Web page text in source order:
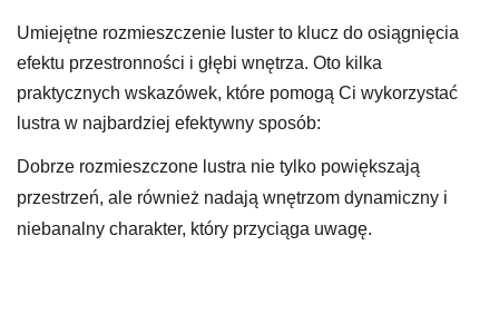
Umiejętne rozmieszczenie luster to klucz do osiągnięcia
efektu przestronności i głębi wnętrza. Oto kilka
praktycznych wskazówek, które pomogą Ci wykorzystać
lustra w najbardziej efektywny sposób:
Dobrze rozmieszczone lustra nie tylko powiększają
przestrzeń, ale również nadają wnętrzom dynamiczny i
niebanalny charakter, który przyciąga uwagę.